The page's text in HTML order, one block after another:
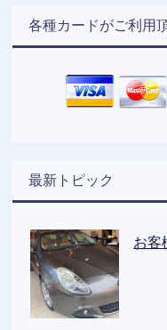
各種カードがご利用
最新トピック
お客